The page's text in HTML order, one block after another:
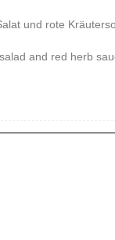
und rote
and red herb